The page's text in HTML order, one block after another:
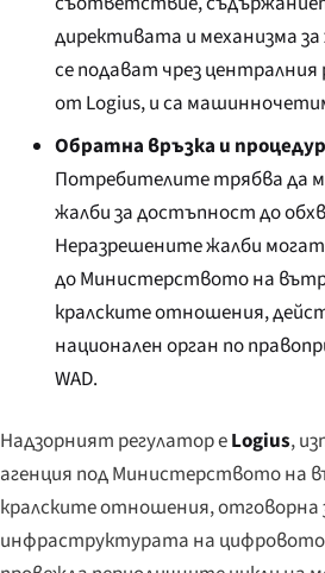
директивата и механизма
се подават чрез
от Logius, и са
Обратна връзка и
Потребителите трябва да
жалби за достъпност до
Неразрешените жалби
до Министерството на
кралските отношения,
национален орган по
WAD.
Надзорният регулатор еLogius,
агенция под Министерството на
кралските отношения, отговорна
инфраструктурата на цифровото